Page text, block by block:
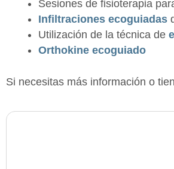
Sesiones de fisioterapia
Infiltraciones ecoguiadas
Utilización de la técnica de
Orthokine ecoguiado
Si necesitas más información o